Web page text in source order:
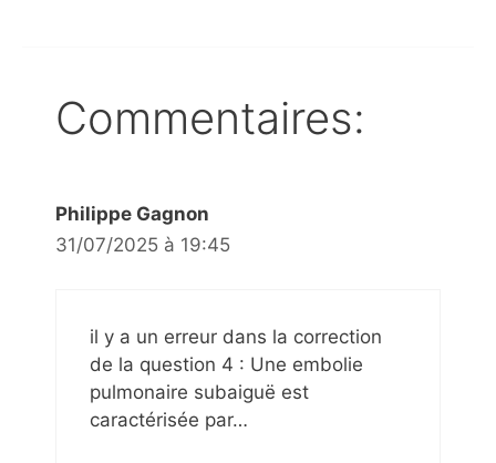
Commentaires:
Philippe Gagnon
31/07/2025 à 19:45
il y a un erreur dans la correction
de la question 4 : Une embolie
pulmonaire subaiguë est
caractérisée par…